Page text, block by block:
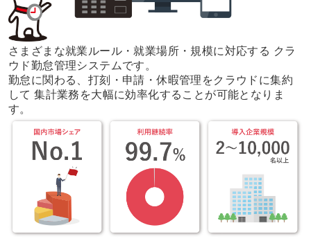
さまざまな就業ルール・就業場所・規模に対応する クラ
ウド勤怠管理システムです。
勤怠に関わる、打刻・申請・休暇管理をクラウドに集約
して 集計業務を大幅に効率化することが可能となりま
す。